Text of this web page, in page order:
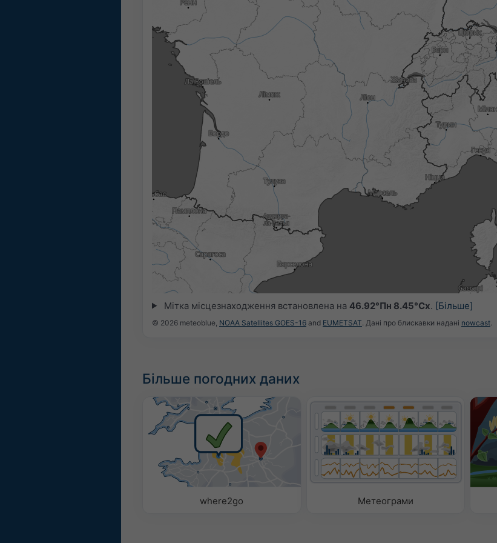
15:00 15:30 16:00 17:15
Мітка місцезнаходження встановлена на 46.92°Пн 8.45°Сх. [Більше]
© 2026 meteoblue, NOAA Satellites GOES-16 and EUMETSAT. Дані про блискавки надані nowcast.
Більше погодних даних
where2go Метеограми